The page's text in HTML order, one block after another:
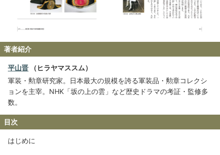
著者紹介
平山晋 （ヒラヤマススム）
軍装・勲章研究家。日本最大の規模を誇る軍装品・勲章コレクシ
ョンを主宰。NHK「坂の上の雲」など歴史ドラマの考証・監修多
数。
目次
はじめに